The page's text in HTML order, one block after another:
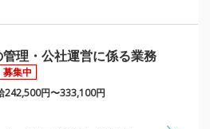
理・公社運営に係る業務
募集中
242,500円〜333,100円